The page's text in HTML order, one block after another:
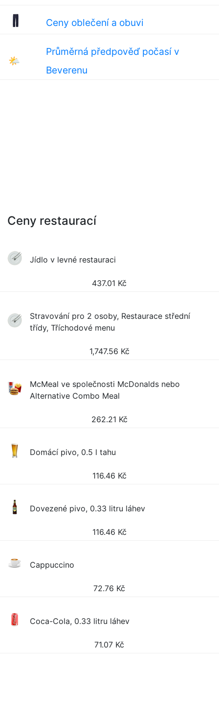
Ceny oblečení a obuvi
🌤
Průměrná předpověď počasí v
Beverenu
Ceny restaurací
Jídlo v levné restauraci
437.01 Kč
Stravování pro 2 osoby, Restaurace střední
třídy, Tříchodové menu
1,747.56 Kč
McMeal ve společnosti McDonalds nebo
Alternative Combo Meal
262.21 Kč
Domácí pivo, 0.5 l tahu
116.46 Kč
Dovezené pivo, 0.33 litru láhev
116.46 Kč
Cappuccino
72.76 Kč
Coca-Cola, 0.33 litru láhev
71.07 Kč